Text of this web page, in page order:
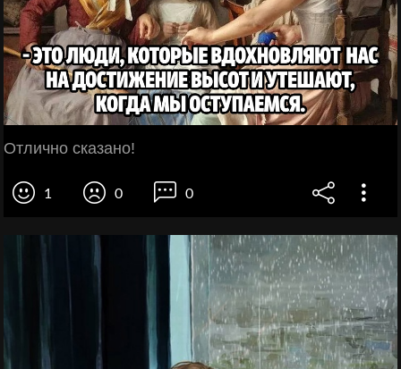
Отлично сказано!
1 0 0